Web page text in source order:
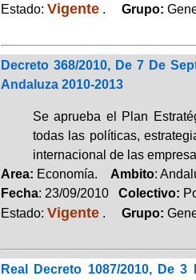
Estado: Vigente. Grupo:
Decreto 368/2010, De 7 De
Andaluza 2010-2013
Se aprueba el Plan
todas las políticas,
internacional de las
Area: Economía. Ambito:
Fecha: 23/09/2010Colectivo:
Estado: Vigente. Grupo:
Real Decreto 1087/2010, De